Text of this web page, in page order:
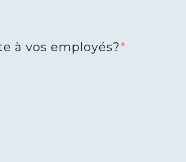
à vos employés?*